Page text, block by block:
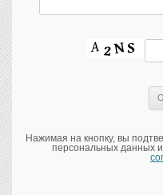
Нажимая на кнопку, вы
персональных данных